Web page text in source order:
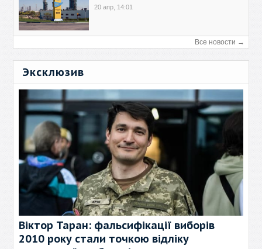
20 апр, 14:01
Все новости →
Эксклюзив
Віктор Таран: фальсифікації виборів
2010 року стали точкою відліку